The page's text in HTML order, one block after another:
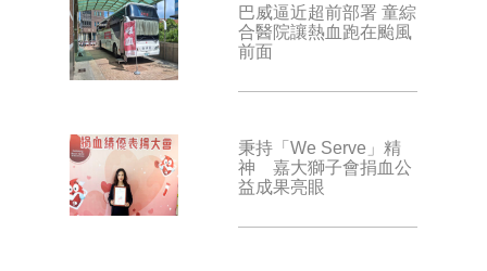
巴威逼近超前部署 童綜
合醫院讓熱血跑在颱風
前面
秉持「We Serve」精
神 嘉大獅子會捐血公
益成果亮眼